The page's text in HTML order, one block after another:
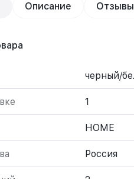
Описание Отзывы
черный/
1
HOME
Россия